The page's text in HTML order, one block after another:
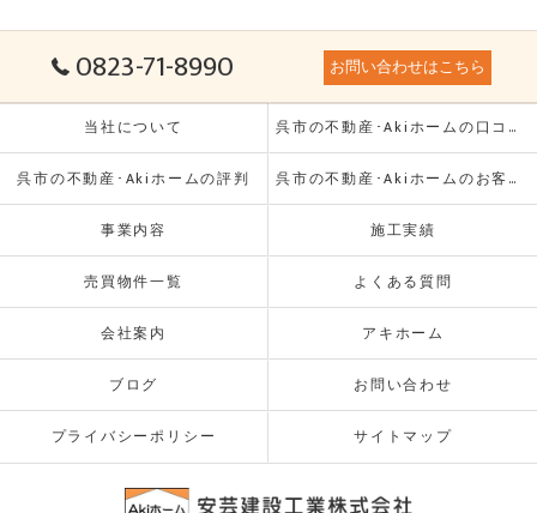
0823-71-8990 お問い合わせはこちら
当社について 呉市の不動産･Akiホームの口コミ情報
呉市の不動産･Akiホームの評判 呉市の不動産･Akiホームのお客様の声
事業内容 施工実績
売買物件一覧 よくある質問
会社案内 アキホーム
ブログ お問い合わせ
プライバシーポリシー サイトマップ